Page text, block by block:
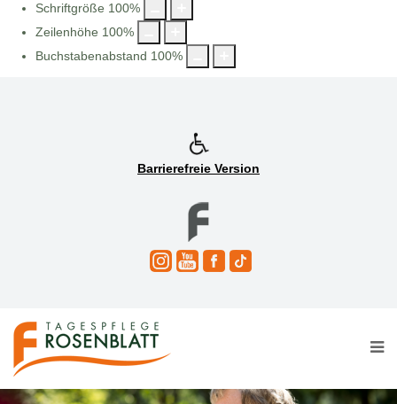
Schriftgröße 100%
Zeilenhöhe 100%
Buchstabenabstand 100%
Barrierefreie Version